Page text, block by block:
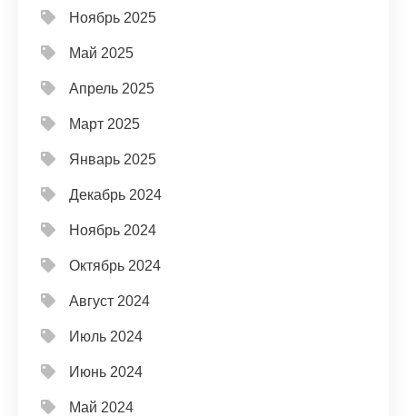
Ноябрь 2025
Май 2025
Апрель 2025
Март 2025
Январь 2025
Декабрь 2024
Ноябрь 2024
Октябрь 2024
Август 2024
Июль 2024
Июнь 2024
Май 2024